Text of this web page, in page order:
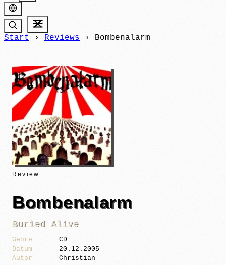
Start › Reviews › Bombenalarm
Review
Bombenalarm
Buried Alive
Genre
CD
Datum
20.12.2005
Autor
Christian